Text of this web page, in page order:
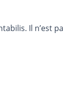
Il n’est